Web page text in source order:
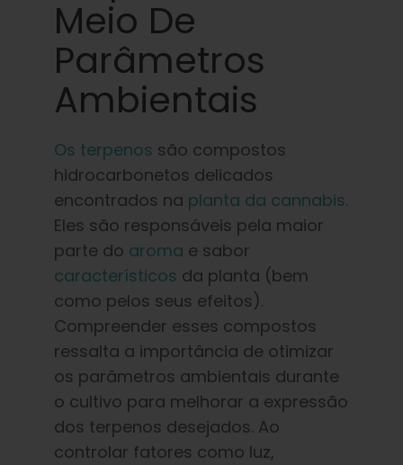
Imprensa
Sobre
Caça ao feno
Preservando a genética caribenha
Contato
Loja
Português Brasileiro
Meio De
Parâmetros
Ambientais
Os terpenos são compostos
hidrocarbonetos delicados
encontrados na planta da cannabis.
Eles são responsáveis pela maior
parte do aroma e sabor
característicos da planta (bem
como pelos seus efeitos).
Compreender esses compostos
ressalta a importância de otimizar
os parâmetros ambientais durante
o cultivo para melhorar a expressão
dos terpenos desejados. Ao
controlar fatores como luz,